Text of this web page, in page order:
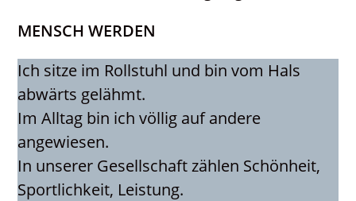
MENSCH WERDEN
Ich sitze im Rollstuhl und bin vom Hals
abwärts gelähmt.
Im Alltag bin ich völlig auf andere
angewiesen.
In unserer Gesellschaft zählen Schönheit,
Sportlichkeit, Leistung.